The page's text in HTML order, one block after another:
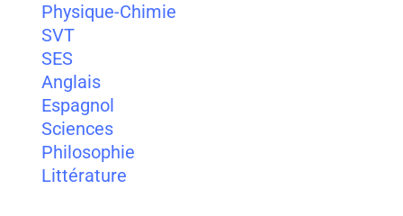
Physique-Chimie
SVT
SES
Anglais
Espagnol
Sciences
Philosophie
Littérature